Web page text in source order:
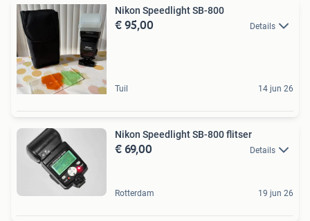
Nikon Speedlight SB-800
€ 95,00 Details
Tuil 14 jun 26
Nikon Speedlight SB-800 flitser
€ 69,00 Details
Rotterdam 19 jun 26